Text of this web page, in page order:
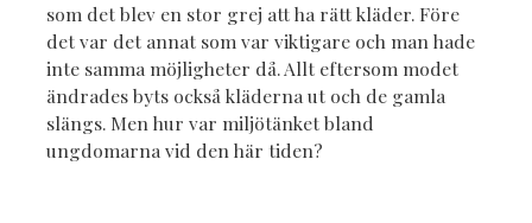
som det blev en stor grej att ha rätt kläder. Före
det var det annat som var viktigare och man hade
inte samma möjligheter då. Allt eftersom modet
ändrades byts också kläderna ut och de gamla
slängs. Men hur var miljötänket bland
ungdomarna vid den här tiden?